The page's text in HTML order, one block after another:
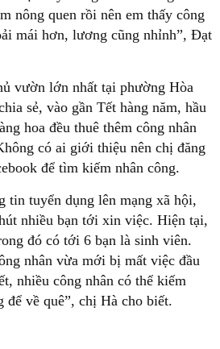
nông quen rồi nên em thấy công
mái hơn, lương cũng nhỉnh”, Đạt
vườn lớn nhất tại phường Hòa
sẻ, vào gần Tết hàng năm, hầu
hoa đều thuê thêm công nhân
có ai giới thiệu nên chị đăng
để tìm kiếm nhân công.
tin tuyển dụng lên mạng xã hội,
nhiều bạn tới xin việc. Hiện tại,
đó có tới 6 bạn là sinh viên.
nhân vừa mới bị mất việc đầu
nhiều công nhân có thể kiếm
về quê”, chị Hà cho biết.